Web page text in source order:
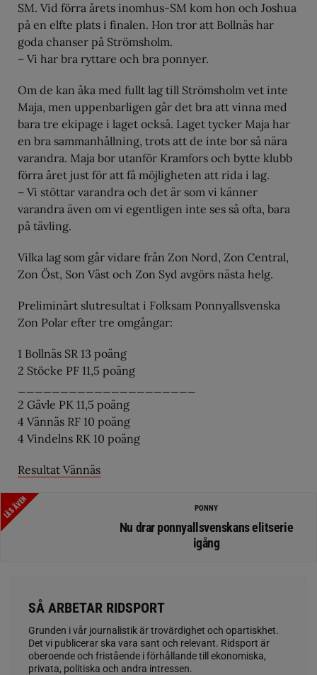
SM. Vid förra årets inomhus-SM kom hon och Joshua
på en elfte plats i finalen. Hon tror att Bollnäs har
goda chanser på Strömsholm.
– Vi har bra ryttare och bra ponnyer.
Om de kan åka med fullt lag till Strömsholm vet inte
Maja, men uppenbarligen går det bra att vinna med
bara tre ekipage i laget också. Laget tycker Maja har
en bra sammanhållning, trots att de inte bor så nära
varandra. Maja bor utanför Kramfors och bytte klubb
förra året just för att få möjligheten att rida i lag.
– Vi stöttar varandra och det är som vi känner
varandra även om vi egentligen inte ses så ofta, bara
på tävling.
Vilka lag som går vidare från Zon Nord, Zon Central,
Zon Öst, Son Väst och Zon Syd avgörs nästa helg.
Preliminärt slutresultat i Folksam Ponnyallsvenska
Zon Polar efter tre omgångar:
1 Bollnäs SR 13 poäng
2 Stöcke PF 11,5 poäng
2 Gävle PK 11,5 poäng
4 Vännäs RF 10 poäng
4 Vindelns RK 10 poäng
Resultat Vännäs
LÄS ÄVEN PONNY
Nu drar ponnyallsvenskans elitserie
igång
SÅ ARBETAR RIDSPORT
Grunden i vår journalistik är trovärdighet och opartiskhet.
Det vi publicerar ska vara sant och relevant. Ridsport är
oberoende och fristående i förhållande till ekonomiska,
privata, politiska och andra intressen.